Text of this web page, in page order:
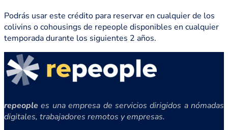
Podrás usar este crédito para reservar en cualquier de los
colivins o cohousings de repeople disponibles en cualquier
temporada durante los siguientes 2 años.
repeople es una empresa de servicios dirigidos a nómadas
digitales, trabajadores remotos y empresas.